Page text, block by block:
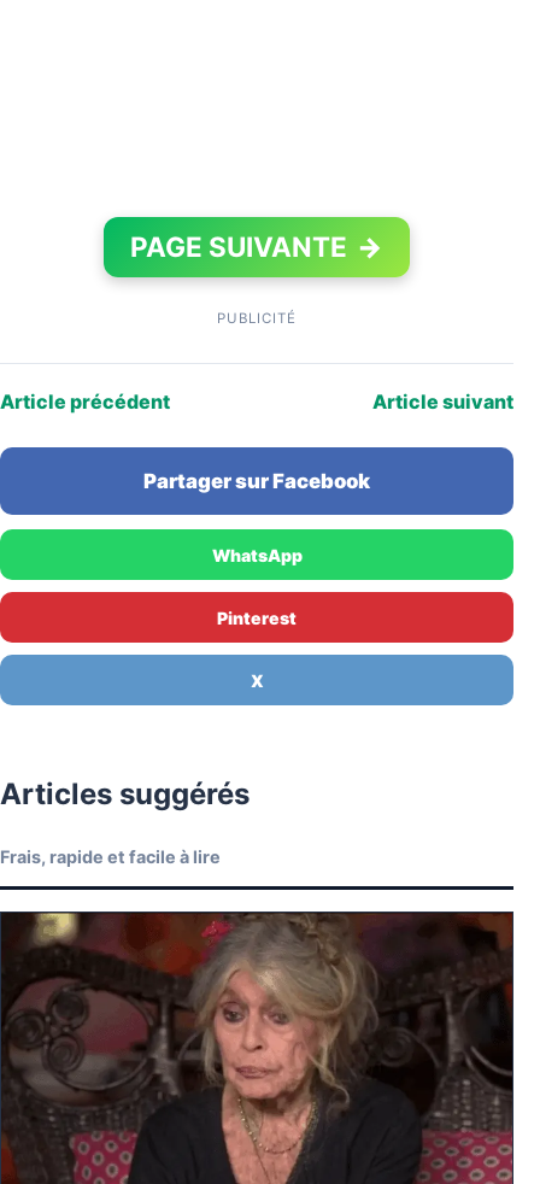
PAGE SUIVANTE →
PUBLICITÉ
Article précédent Article suivant
Partager sur Facebook
WhatsApp
Pinterest
X
Articles suggérés
Frais, rapide et facile à lire